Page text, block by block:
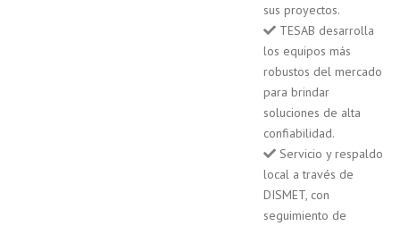
sus proyectos.
TESAB desarrolla
los equipos más
robustos del mercado
para brindar
soluciones de alta
confiabilidad.
Servicio y respaldo
local a través de
DISMET, con
seguimiento de